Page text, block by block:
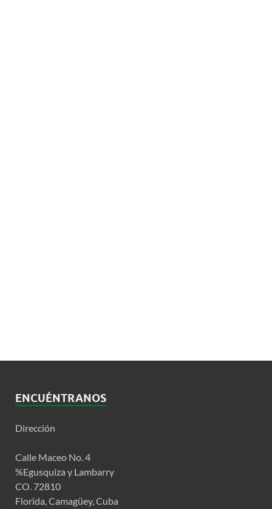
ENCUÉNTRANOS
Dirección
Calle Maceo No. 4
%Egusquiza y Lambarry
CO. 72810
Florida, Camagüey, Cuba